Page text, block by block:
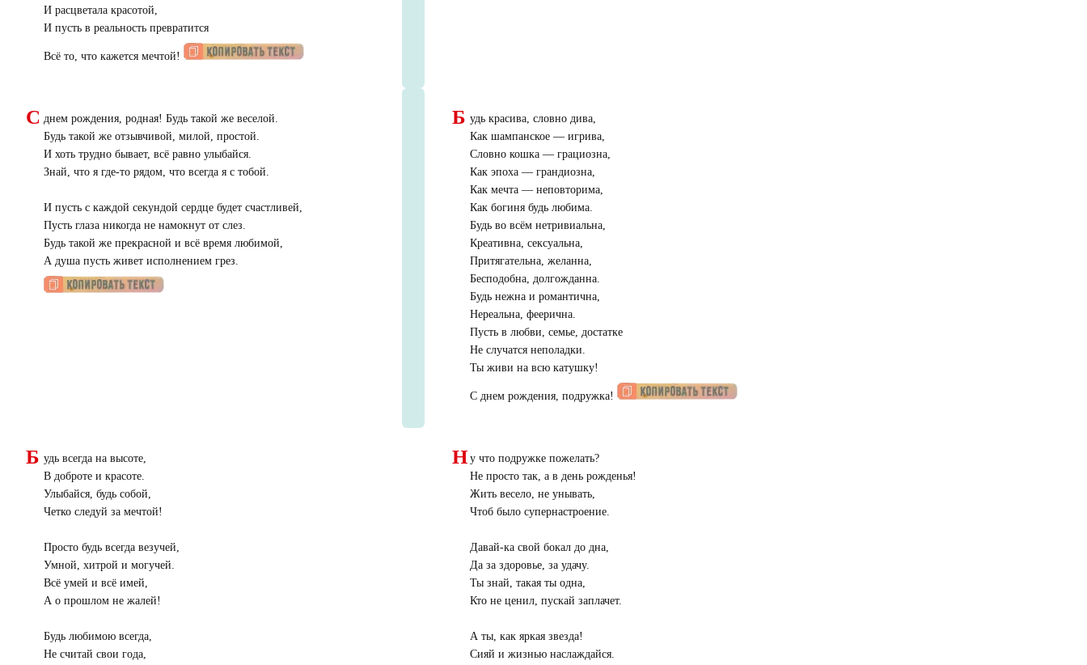
И расцветала красотой,
И пусть в реальность превратится
Всё то, что кажется мечтой!
С днем рождения, родная! Будь такой же веселой.
Будь такой же отзывчивой, милой, простой.
И хоть трудно бывает, всё равно улыбайся.
Знай, что я где-то рядом, что всегда я с тобой.
И пусть с каждой секундой сердце будет счастливей,
Пусть глаза никогда не намокнут от слез.
Будь такой же прекрасной и всё время любимой,
А душа пусть живет исполнением грез.
Б удь красива, словно дива,
Как шампанское — игрива,
Словно кошка — грациозна,
Как эпоха — грандиозна,
Как мечта — неповторима,
Как богиня будь любима.
Будь во всём нетривиальна,
Креативна, сексуальна,
Притягательна, желанна,
Бесподобна, долгожданна.
Будь нежна и романтична,
Нереальна, феерична.
Пусть в любви, семье, достатке
Не случатся неполадки.
Ты живи на всю катушку!
С днем рождения, подружка!
Б удь всегда на высоте,
В доброте и красоте.
Улыбайся, будь собой,
Четко следуй за мечтой!
Просто будь всегда везучей,
Умной, хитрой и могучей.
Всё умей и всё имей,
А о прошлом не жалей!
Будь любимою всегда,
Не считай свои года,
Н у что подружке пожелать?
Не просто так, а в день рожденья!
Жить весело, не унывать,
Чтоб было супернастроение.
Давай-ка свой бокал до дна,
Да за здоровье, за удачу.
Ты знай, такая ты одна,
Кто не ценил, пускай заплачет.
А ты, как яркая звезда!
Сияй и жизнью наслаждайся.